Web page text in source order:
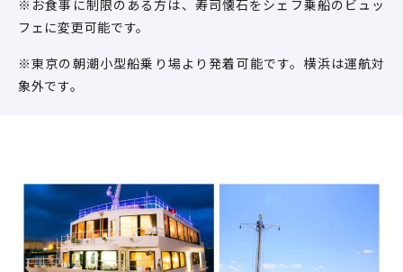
※お食事に制限のある方は、寿司懐石をシェフ乗船のビュッ
フェに変更可能です。
※東京の朝潮小型船乗り場より発着可能です。横浜は運航対
象外です。